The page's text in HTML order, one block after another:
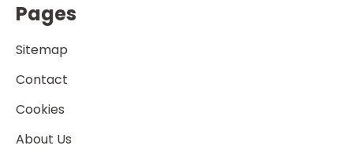
Pages
Sitemap
Contact
Cookies
About Us